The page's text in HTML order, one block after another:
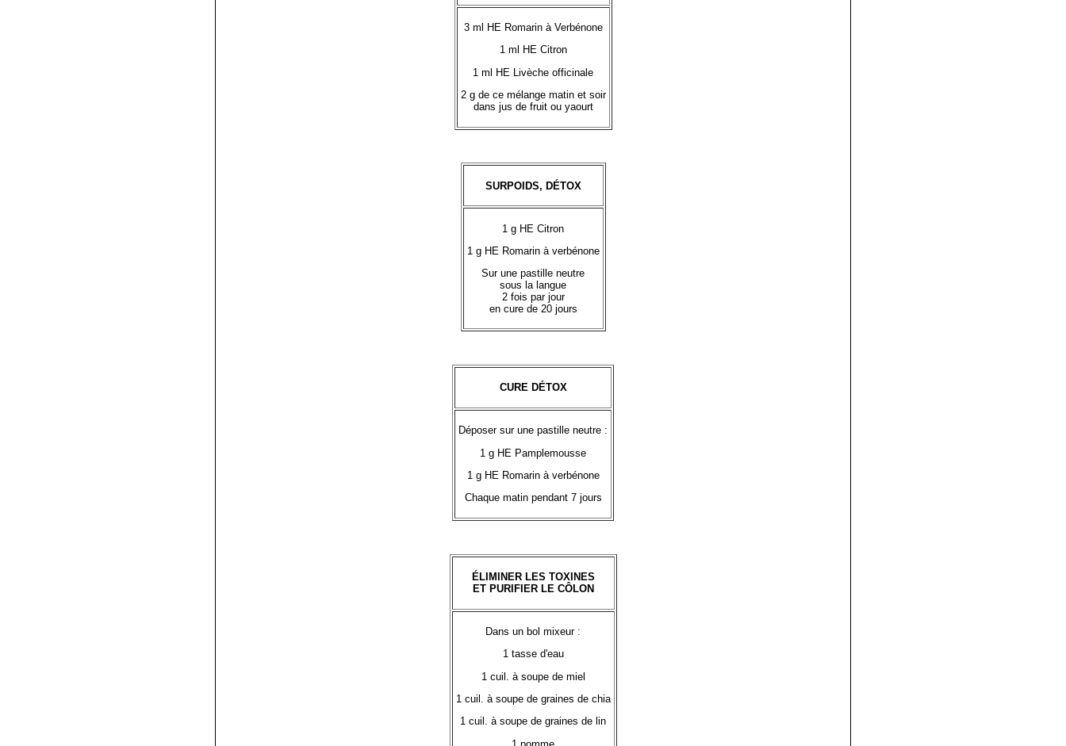
3 ml HE Romarin à Verbénone
1 ml HE Citron
1 ml HE Livèche officinale
2 g de ce mélange matin et soir
dans jus de fruit ou yaourt
SURPOIDS, DÉTOX
1 g HE Citron
1 g HE Romarin à verbénone
Sur une pastille neutre
sous la langue
2 fois par jour
en cure de 20 jours
CURE DÉTOX
Déposer sur une pastille neutre :
1 g HE Pamplemousse
1 g HE Romarin à verbénone
Chaque matin pendant 7 jours
ÉLIMINER LES TOXINES
ET PURIFIER LE CÔLON
Dans un bol mixeur :
1 tasse d'eau
1 cuil. à soupe de miel
1 cuil. à soupe de graines de chia
1 cuil. à soupe de graines de lin
1 pomme